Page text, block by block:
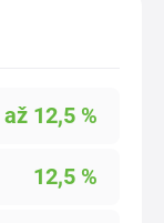
až 12,5 %
12,5 %